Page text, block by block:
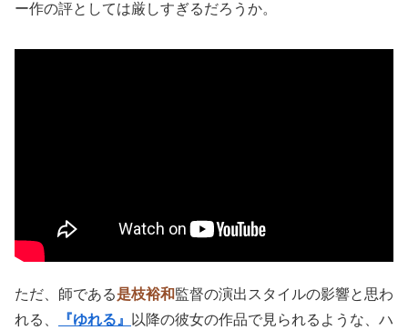
ー作の評としては厳しすぎるだろうか。
ただ、師である是枝裕和監督の演出スタイルの影響と思わ
れる、
『ゆれる』 以降の彼女の作品で見られるような、ハ